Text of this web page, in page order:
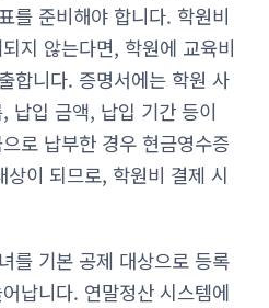
를 준비해야 합니다. 학원비
지 않는다면, 학원에 교육비
합니다. 증명서에는 학원 사
납입 금액, 납입 기간 등이
로 납부한 경우 현금영수증
이 되므로, 학원비 결제 시
를 기본 공제 대상으로 등록
납니다. 연말정산 시스템에